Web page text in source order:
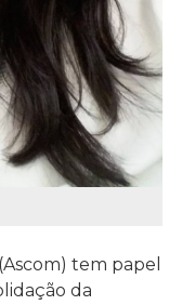
tem papel
da